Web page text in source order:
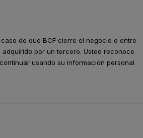
de que BCF cierre el negocio o entre
por un tercero. Usted reconoce
usando su información personal